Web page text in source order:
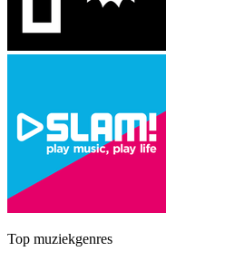
Top muziekgenres